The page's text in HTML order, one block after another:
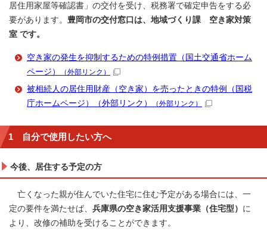
居住用家屋等確認書」の交付を受け、税務署で確定申告をする必
要があります。 豊岡市の交付窓口は、地域づくり課 空き家対策
室 です。
空き家の発生を抑制するための特例措置（国土交通省ホーム
ページ）
（外部リンク）
被相続人の居住用財産（空き家）を売ったときの特例（国税
庁ホームページ）（外部リンク）
（外部リンク）
1 自分で使用したい方へ
今後、居住する予定の方
亡くなった親が住んでいた住宅に住む予定がある場合には、一
定の要件を満たせば、 兵庫県の空き家活用支援事業（住宅型） に
より、改修の補助を受けることができます。